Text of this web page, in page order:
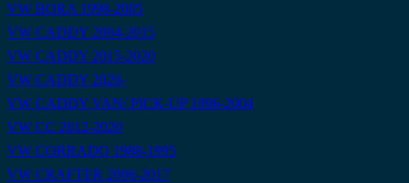
VW BORA 1998-2005
VW CADDY 2004-2015
VW CADDY 2015-2020
VW CADDY 2020-
VW CADDY VAN/ PICK-UP 1996-2004
VW CC 2012-2020
VW CORRADO 1988-1995
VW CRAFTER 2006-2017